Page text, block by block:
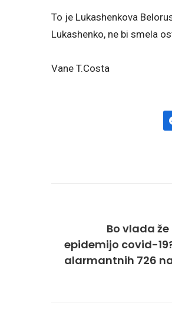
To je Lukashenkova
Lukashenko, ne bi smela
Vane T.Costa
Bo vlada
epidemijo covid-
alarmantnih 726